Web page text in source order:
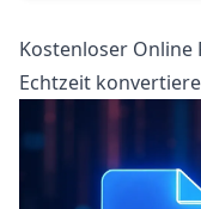
Kostenloser Online
Echtzeit